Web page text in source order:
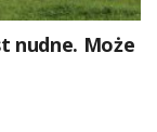
nudne. Może